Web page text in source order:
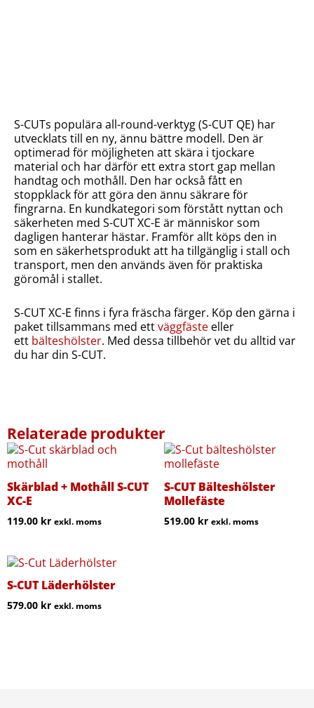
S-CUTs populära all-round-verktyg (S-CUT QE) har
utvecklats till en ny, ännu bättre modell. Den är
optimerad för möjligheten att skära i tjockare
material och har därför ett extra stort gap mellan
handtag och mothåll. Den har också fått en
stoppklack för att göra den ännu säkrare för
fingrarna. En kundkategori som förstått nyttan och
säkerheten med S-CUT XC-E är människor som
dagligen hanterar hästar. Framför allt köps den in
som en säkerhetsprodukt att ha tillgänglig i stall och
transport, men den används även för praktiska
göromål i stallet.
S-CUT XC-E finns i fyra fräscha färger. Köp den gärna i
paket tillsammans med ettväggfäste eller
ett bälteshölster. Med dessa tillbehör vet du alltid var
du har din S-CUT.
Relaterade produkter
Skärblad + Mothåll S-CUT
XC-E
119.00 kr exkl. moms
S-CUT Bälteshölster
Mollefäste
519.00 kr exkl. moms
S-CUT Läderhölster
579.00 kr exkl. moms